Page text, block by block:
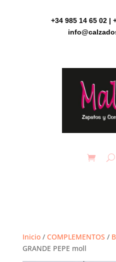
+34 985 14 65 02 |
Inicio/ COMPLEMENTOS /
GRANDE PEPE moll